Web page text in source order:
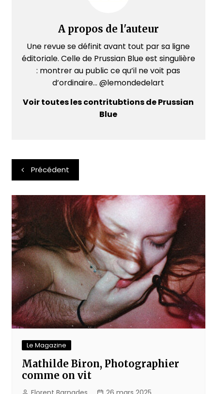
A propos de l'auteur
Une revue se définit avant tout par sa ligne
éditoriale. Celle de Prussian Blue est singulière
: montrer au public ce qu’il ne voit pas
d’ordinaire... @lemondedelart
Voir toutes les contritubtions de Prussian
Blue
Navigation
de
l’article
Précédent
Le Magazine
Mathilde Biron, Photographier
comme on vit